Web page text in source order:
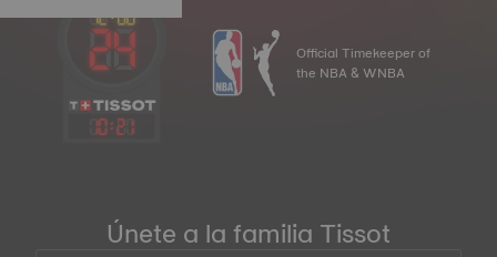
10:21
Official Timekeeper of
the NBA & WNBA
Únete a la familia Tissot